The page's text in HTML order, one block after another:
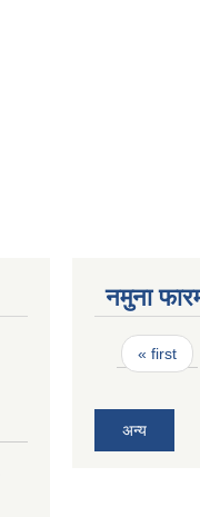
नमुना
Pages
« first
अन्य